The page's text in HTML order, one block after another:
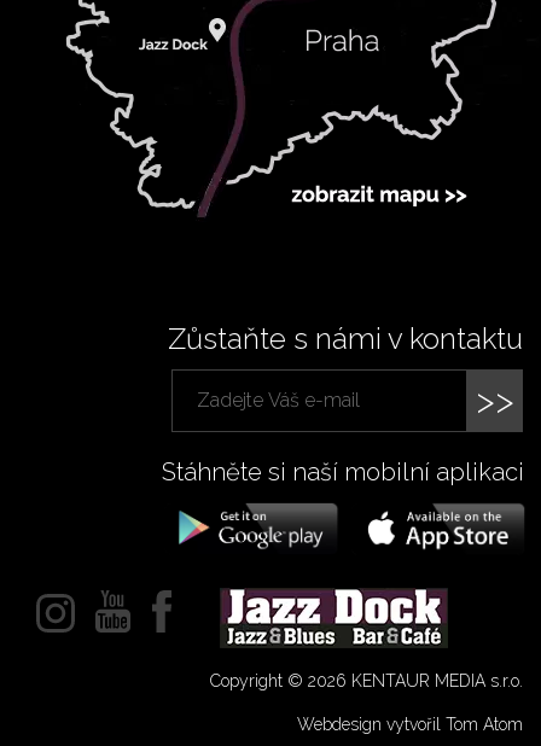
Zůstaňte s námi v kontaktu
>>
Stáhněte si naší mobilní aplikaci
Copyright © 2026 KENTAUR MEDIA s.r.o.
Webdesign vytvořil Tom Atom